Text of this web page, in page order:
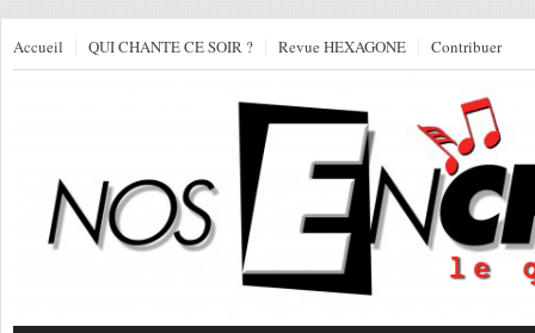
Accueil QUI CHANTE CE SOIR ? Revue HEXAGONE Contribuer